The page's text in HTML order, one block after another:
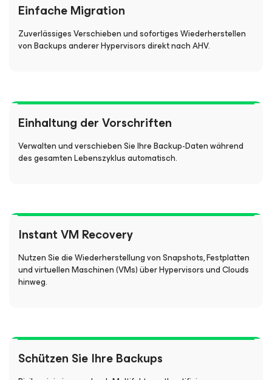
Einfache Migration
Zuverlässiges Verschieben und sofortiges Wiederherstellen
von Backups anderer Hypervisors direkt nach AHV.
Einhaltung der Vorschriften
Verwalten und verschieben Sie Ihre Backup-Daten während
des gesamten Lebenszyklus automatisch.
Instant VM Recovery
Nutzen Sie die Wiederherstellung von Snapshots, Festplatten
und virtuellen Maschinen (VMs) über Hypervisors und Clouds
hinweg.
Schützen Sie Ihre Backups